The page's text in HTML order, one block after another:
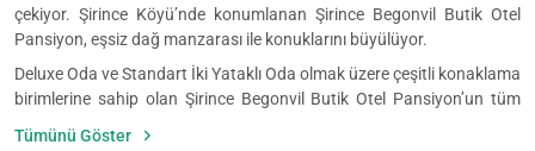
çekiyor. Şirince Köyü’nde konumlanan Şirince Begonvil Butik Otel
Pansiyon, eşsiz dağ manzarası ile konuklarını büyülüyor.
Deluxe Oda ve Standart İki Yataklı Oda olmak üzere çeşitli konaklama
birimlerine sahip olan Şirince Begonvil Butik Otel Pansiyon’un tüm
Tümünü Göster